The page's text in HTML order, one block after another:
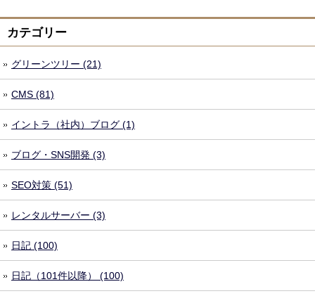
カテゴリー
グリーンツリー (21)
CMS (81)
イントラ（社内）ブログ (1)
ブログ・SNS開発 (3)
SEO対策 (51)
レンタルサーバー (3)
日記 (100)
日記（101件以降） (100)